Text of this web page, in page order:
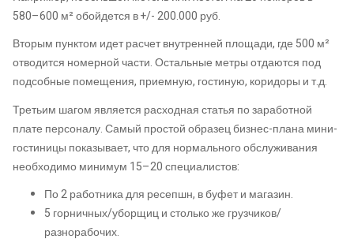
580–600 м² обойдется в +/- 200.000 руб.
Вторым пунктом идет расчет внутренней площади, где 500 м²
отводится номерной части. Остальные метры отдаются под
подсобные помещения, приемную, гостиную, коридоры и т.д.
Третьим шагом является расходная статья по заработной
плате персоналу. Самый простой образец бизнес-плана мини-
гостиницы показывает, что для нормального обслуживания
необходимо минимум 15–20 специалистов:
По 2 работника для ресепшн, в буфет и магазин.
5 горничных/уборщиц и столько же грузчиков/
разнорабочих.